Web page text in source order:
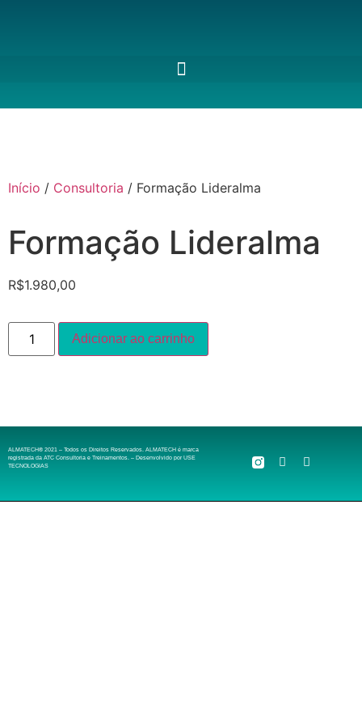
Início / Consultoria / Formação Lideralma
Formação Lideralma
R$1.980,00
Adicionar ao carrinho
ALMATECH® 2021 – Todos os Direitos Reservados. ALMATECH é marca
registrada da ATC Consultoria e Treinamentos. – Desenvolvido por
USE
TECNOLOGIAS